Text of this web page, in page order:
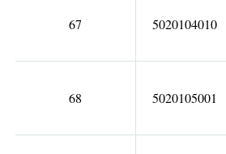
67 5020104010
68 5020105001